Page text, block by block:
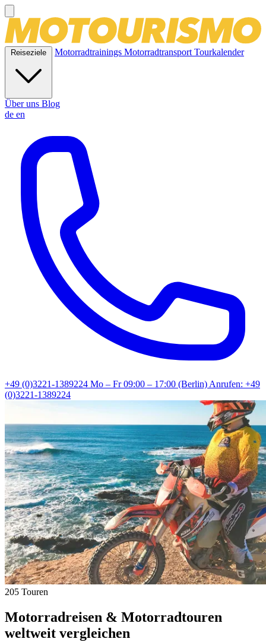
Reiseziele Motorradtrainings MotorradtransportTourkalender
Über uns Blog
de en
+49 (0)3221-1389224 Mo – Fr 09:00 – 17:00 (Berlin)Anrufen: +49
(0)3221-1389224
205 Touren
Motorradreisen & Motorradtouren
weltweit vergleichen